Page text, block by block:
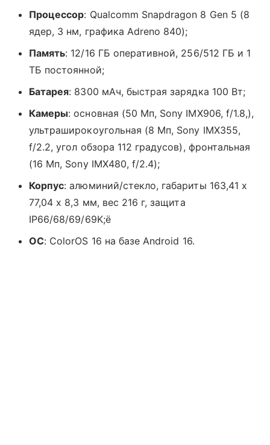
Процессор: Qualcomm Snapdragon 8 Gen 5 (8
ядер, 3 нм, графика Adreno 840);
Память: 12/16 ГБ оперативной, 256/512 ГБ и 1
ТБ постоянной;
Батарея: 8300 мАч, быстрая зарядка 100 Вт;
Камеры: основная (50 Мп, Sony IMX906, f/1.8,),
ультраширокоугольная (8 Мп, Sony IMX355,
f/2.2, угол обзора 112 градусов), фронтальная
(16 Мп, Sony IMX480, f/2.4);
Корпус: алюминий/стекло, габариты 163,41 x
77,04 x 8,3 мм, вес 216 г, защита
IP66/68/69/69K;ё
ОС: ColorOS 16 на базе Android 16.